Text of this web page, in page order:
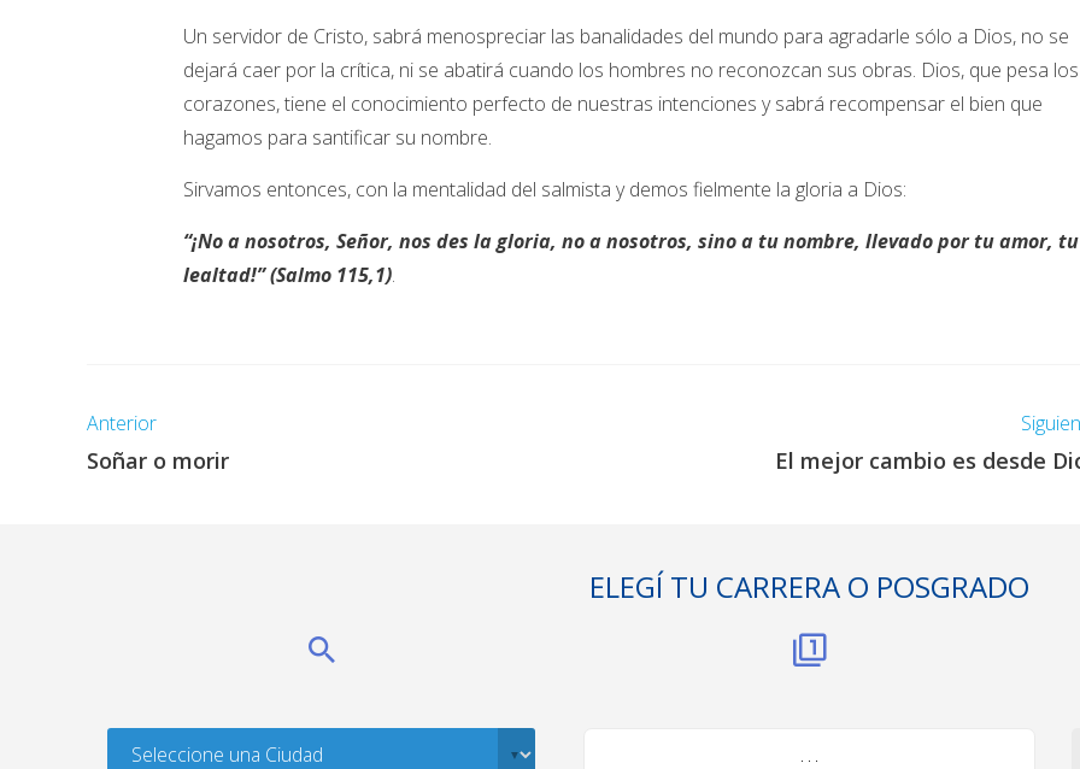
Un servidor de Cristo, sabrá menospreciar las banalidades del mundo para agradarle sólo a Dios, no se
dejará caer por la crítica, ni se abatirá cuando los hombres no reconozcan sus obras. Dios, que pesa los
corazones, tiene el conocimiento perfecto de nuestras intenciones y sabrá recompensar el bien que
hagamos para santificar su nombre.
Sirvamos entonces, con la mentalidad del salmista y demos fielmente la gloria a Dios:
“¡No a nosotros, Señor, nos des la gloria, no a nosotros, sino a tu nombre, llevado por tu amor, tu
lealtad!” (Salmo 115,1).
Anterior
Soñar o morir El mejor cambio es desde
ELEGÍ TU CARRERA O POSGRADO
. . .